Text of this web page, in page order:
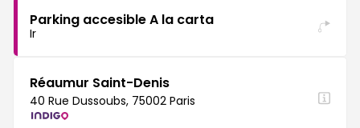
Parking accesible A la carta
Ir
Réaumur Saint-Denis
40 Rue Dussoubs, 75002 Paris